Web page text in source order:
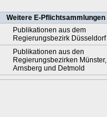
Weitere E-Pflichtsammlungen
Publikationen aus dem
Regierungsbezirk Düsseldorf
Publikationen aus den
Regierungsbezirken Münster,
Arnsberg und Detmold